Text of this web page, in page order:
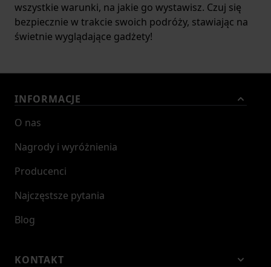
wszystkie warunki, na jakie go wystawisz. Czuj się
bezpiecznie w trakcie swoich podróży, stawiając na
świetnie wyglądające gadżety!
INFORMACJE
O nas
Nagrody i wyróżnienia
Producenci
Najczęstsze pytania
Blog
KONTAKT